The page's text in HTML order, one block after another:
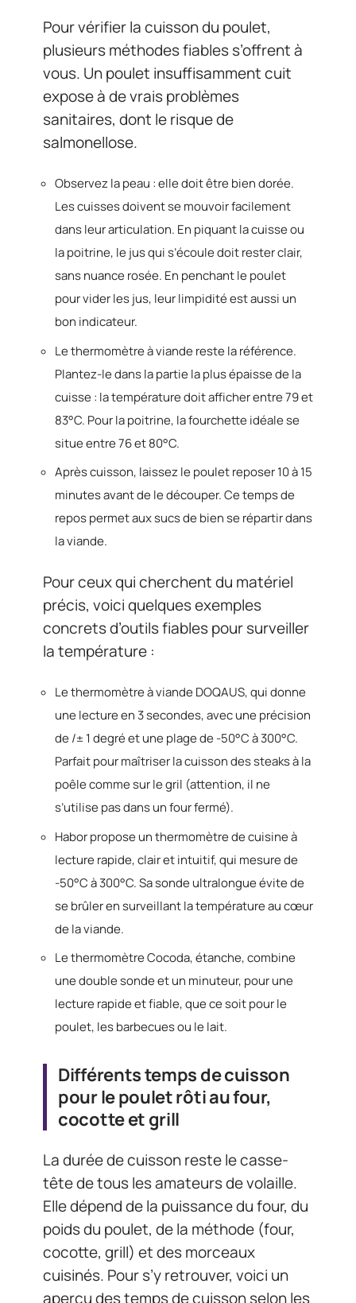
Pour vérifier la cuisson du poulet,
plusieurs méthodes fiables s’offrent à
vous. Un poulet insuffisamment cuit
expose à de vrais problèmes
sanitaires, dont le risque de
salmonellose.
Observez la peau : elle doit être bien dorée.
Les cuisses doivent se mouvoir facilement
dans leur articulation. En piquant la cuisse ou
la poitrine, le jus qui s’écoule doit rester clair,
sans nuance rosée. En penchant le poulet
pour vider les jus, leur limpidité est aussi un
bon indicateur.
Le thermomètre à viande reste la référence.
Plantez-le dans la partie la plus épaisse de la
cuisse : la température doit afficher entre 79 et
83°C. Pour la poitrine, la fourchette idéale se
situe entre 76 et 80°C.
Après cuisson, laissez le poulet reposer 10 à 15
minutes avant de le découper. Ce temps de
repos permet aux sucs de bien se répartir dans
la viande.
Pour ceux qui cherchent du matériel
précis, voici quelques exemples
concrets d’outils fiables pour surveiller
la température :
Le thermomètre à viande DOQAUS, qui donne
une lecture en 3 secondes, avec une précision
de /± 1 degré et une plage de -50°C à 300°C.
Parfait pour maîtriser la cuisson des steaks à la
poêle comme sur le gril (attention, il ne
s’utilise pas dans un four fermé).
Habor propose un thermomètre de cuisine à
lecture rapide, clair et intuitif, qui mesure de
-50°C à 300°C. Sa sonde ultralongue évite de
se brûler en surveillant la température au cœur
de la viande.
Le thermomètre Cocoda, étanche, combine
une double sonde et un minuteur, pour une
lecture rapide et fiable, que ce soit pour le
poulet, les barbecues ou le lait.
Différents temps de cuisson
pour le poulet rôti au four,
cocotte et grill
La durée de cuisson reste le casse-
tête de tous les amateurs de volaille.
Elle dépend de la puissance du four, du
poids du poulet, de la méthode (four,
cocotte, grill) et des morceaux
cuisinés. Pour s’y retrouver, voici un
aperçu des temps de cuisson selon les